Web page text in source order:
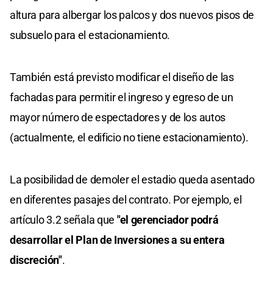
altura para albergar los palcos y dos nuevos pisos de
subsuelo para el estacionamiento.
También está previsto modificar el diseño de las
fachadas para permitir el ingreso y egreso de un
mayor número de espectadores y de los autos
(actualmente, el edificio no tiene estacionamiento).
La posibilidad de demoler el estadio queda asentado
en diferentes pasajes del contrato. Por ejemplo, el
artículo 3.2 señala que "el gerenciador podrá
desarrollar el Plan de Inversiones a su entera
discreción".